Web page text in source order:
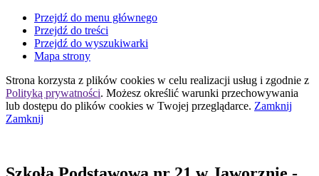
Przejdź do menu głównego
Przejdź do treści
Przejdź do wyszukiwarki
Mapa strony
Strona korzysta z plików cookies w celu realizacji usług i zgodnie z
Polityką prywatności. Możesz określić warunki przechowywania
lub dostępu do plików cookies w Twojej przeglądarce. Zamknij
Zamknij